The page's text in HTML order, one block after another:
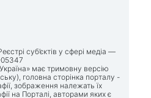
суб’єктів у сфері медіа —
має тримовну версію
головна сторінка порталу -
зображення належать їх
на Порталі, авторами яких є